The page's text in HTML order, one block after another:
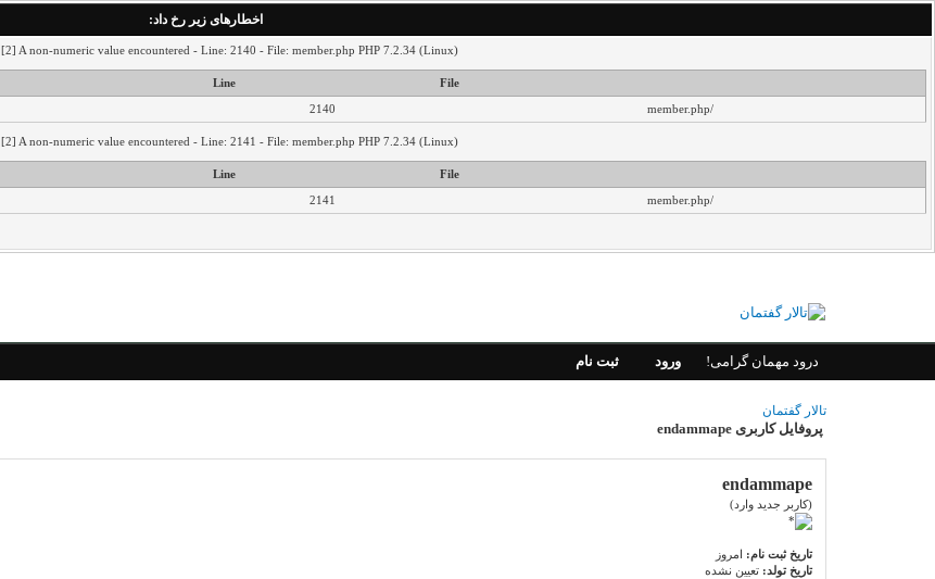
اخطار‌های زیر رخ داد:
[2] A non-numeric value encountered - Line: 2140 - File: member.php PHP 7.2.34 (Linux)
File
Line
/member.php
2140
[2] A non-numeric value encountered - Line: 2141 - File: member.php PHP 7.2.34 (Linux)
File
Line
/member.php
2141
درود مهمان گرامی! ورود ثبت نام
تالار گفتمان
پروفایل کاربری endammape
endammape
(کاربر جدید وارد)
تاریخ ثبت نام: امروز
تاریخ تولد:تعیین نشده